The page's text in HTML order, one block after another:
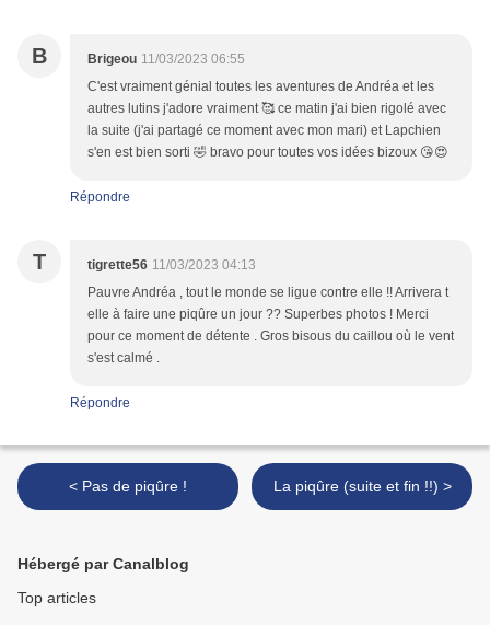
B Brigeou 11/03/2023 06:55
C'est vraiment génial toutes les aventures de Andréa et les
autres lutins j'adore vraiment 🥰 ce matin j'ai bien rigolé avec
la suite (j'ai partagé ce moment avec mon mari) et Lapchien
s'en est bien sorti 🤣 bravo pour toutes vos idées bizoux 😘😍
Répondre
T tigrette56 11/03/2023 04:13
Pauvre Andréa , tout le monde se ligue contre elle !! Arrivera t
elle à faire une piqûre un jour ?? Superbes photos ! Merci
pour ce moment de détente . Gros bisous du caillou où le vent
s'est calmé .
Répondre
< Pas de piqûre ! La piqûre (suite et fin !!) >
Hébergé par Canalblog
Top articles